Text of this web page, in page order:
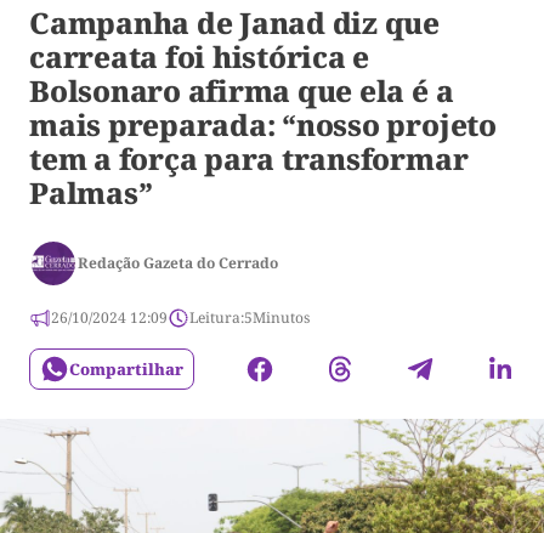
Campanha de Janad diz que
carreata foi histórica e
Bolsonaro afirma que ela é a
mais preparada: “nosso projeto
tem a força para transformar
Palmas”
Redação Gazeta do Cerrado
26/10/2024 12:09 Leitura:5Minutos
Compartilhar